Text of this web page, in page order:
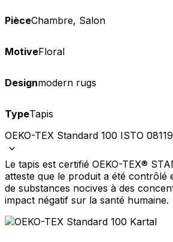
PièceChambre, Salon
MotiveFloral
Designmodern rugs
TypeTapis
OEKO-TEX Standard 100 ISTO
Le tapis est certifié OEKO-TEX®
atteste que le produit a été contrôlé
de substances nocives à des
impact négatif sur la santé humaine.